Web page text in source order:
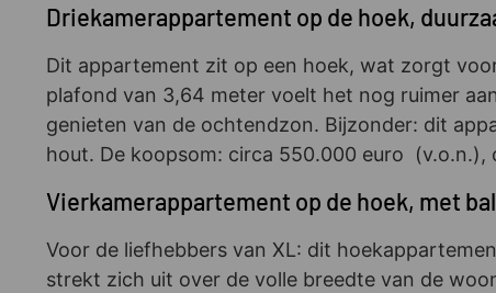
Driekamerappartement op de hoek,
Dit appartement zit op een hoek, wat zorgt
plafond van 3,64 meter voelt het nog ruimer
genieten van de ochtendzon. Bijzonder: dit
hout. De koopsom: circa 550.000 euro (v.o.n.),
Vierkamerappartement op de hoek, met
Voor de liefhebbers van XL: dit
strekt zich uit over de volle breedte van de